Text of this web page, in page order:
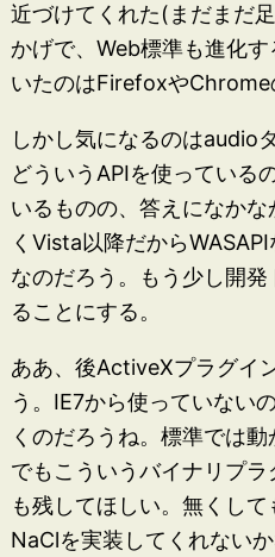
近づけてくれた(まだまだ
かげで、Web標準も進化
いたのはFirefoxやChrome
しかし気になるのはaudio
どういうAPIを使っている
いるものの、答えになか
くVista以降だから
なのだろう。もう少し開
ることにする。
ああ、後ActiveXプラグイ
う。IE7から使っていない
くのだろうね。標準では動
でもこういうバイナリプ
も残してほしい。無くし
NaClを実装してくれないか